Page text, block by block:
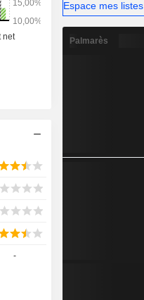
-
Espace mes listes
Palmarès